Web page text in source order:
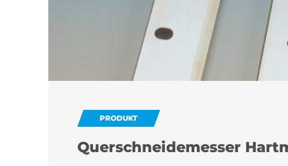
PRODUKT
Querschneidemesser